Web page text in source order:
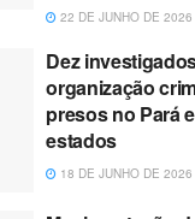
22 DE JUNHO DE 2026
Dez
organização
presos no Pará
estados
18 DE JUNHO DE 2026